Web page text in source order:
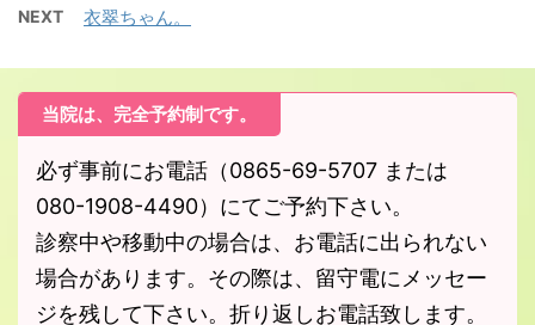
NEXT 衣翠ちゃん。
当院は、完全予約制です。
必ず事前にお電話（0865-69-5707 または
080-1908-4490）にてご予約下さい。
診察中や移動中の場合は、お電話に出られない
場合があります。その際は、留守電にメッセー
ジを残して下さい。折り返しお電話致します。